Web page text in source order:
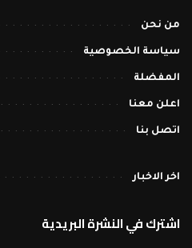
من نحن
سياسة الخصوصية
المفضلة
اعلن معنا
اتصل بنا
اخر الاخبار
اشترك في النشرة البريدية